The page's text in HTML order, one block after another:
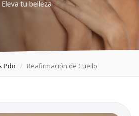
Eleva tu belleza
Pdo Reafirmación de Cuello